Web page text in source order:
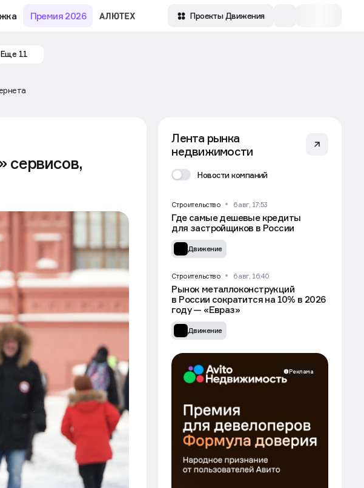
Премия 2026 Проекты Движения
Еще 11
Лента рынка
недвижимости
Новости компаний
Строительство 6 авг, 17:53
Где самые дешевые кредиты
для застройщиков в России
Движение
Строительство 6 авг, 16:40
Рынок металлоконструкций
в России сократится на 10% в 2026
году — «Евраз»
Движение
Реклама